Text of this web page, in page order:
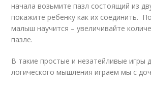
начала возьмите пазл состоящий из
покажите ребенку как их соединить.
малыш научится – увеличивайте
пазле.
В такие простые и незатейливые игры
логического мышления играем мы с